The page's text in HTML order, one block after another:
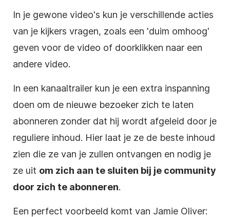
In je gewone video's kun je verschillende acties
van je kijkers vragen, zoals een 'duim omhoog'
geven voor de video of doorklikken naar een
andere video.
In een kanaaltrailer kun je een extra inspanning
doen om de nieuwe bezoeker zich te laten
abonneren zonder dat hij wordt afgeleid door je
reguliere inhoud. Hier laat je ze de beste inhoud
zien die ze van je zullen ontvangen en nodig je
ze uit om zich aan te sluiten bij je community
door zich te abonneren.
Een perfect voorbeeld komt van Jamie Oliver: